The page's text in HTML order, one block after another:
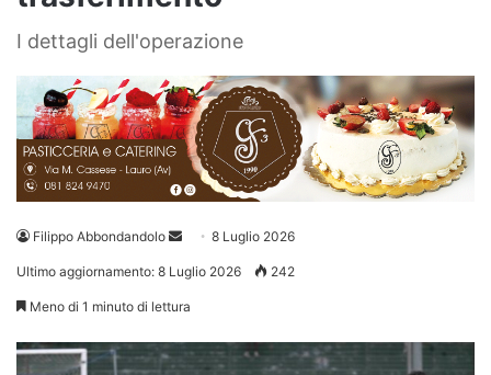
I dettagli dell'operazione
Filippo Abbondandolo
Invia 8 Luglio 2026
Ultimo aggiornamento: 8 Luglio 2026 242
Meno di 1 minuto di lettura